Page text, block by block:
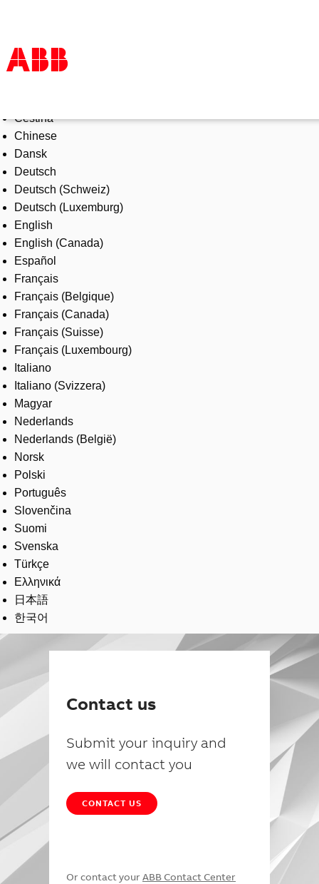
Products & Solutions
Industries
Services
About us
Where to buy
Contact us
Careers
Čeština
Chinese
Dansk
Deutsch
Deutsch (Schweiz)
Deutsch (Luxemburg)
English
English (Canada)
Español
Français
Français (Belgique)
Français (Canada)
Français (Suisse)
Français (Luxembourg)
Italiano
Italiano (Svizzera)
Magyar
Nederlands
Nederlands (België)
Norsk
Polski
Português
Slovenčina
Suomi
Svenska
Türkçe
Ελληνικά
日本語
한국어
Contact us
Submit your inquiry and
we will contact you
CONTACT US
Or contact your ABB Contact Center